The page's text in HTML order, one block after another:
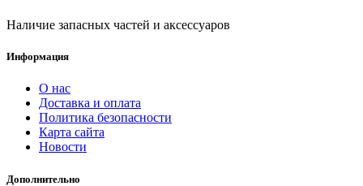
Наличие запасных частей и аксессуаров
Информация
О нас
Доставка и оплата
Политика безопасности
Карта сайта
Новости
Дополнительно